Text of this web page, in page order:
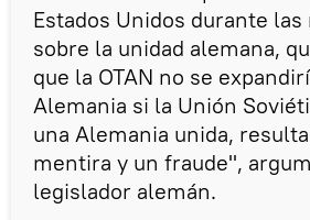
Estados Unidos durante
sobre la unidad alemana,
que la OTAN no se
Alemania si la Unión
una Alemania unida,
mentira y un fraude",
legislador alemán.